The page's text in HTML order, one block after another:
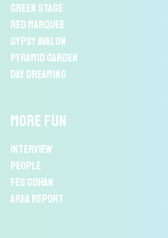
GREEN STAGE
RED MARQUEE
GYPSY AVALON
PYRAMID GARDEN
DAY DREAMING
MORE FUN
INTERVIEW
PEOPLE
FES GOHAN
AREA REPORT